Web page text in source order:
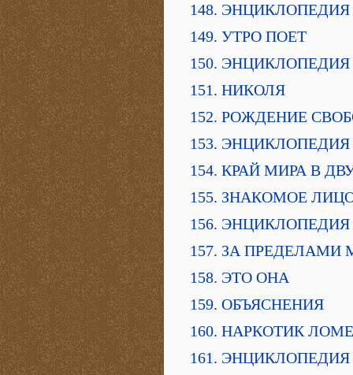
148. ЭНЦИКЛОПЕДИЯ
149. УТРО ПОЕТ
150. ЭНЦИКЛОПЕДИЯ
151. НИКОЛЯ
152. РОЖДЕНИЕ
153. ЭНЦИКЛОПЕДИЯ
154. КРАЙ МИРА В
155. ЗНАКОМОЕ
156. ЭНЦИКЛОПЕДИЯ
157. ЗА ПРЕДЕЛАМИ
158. ЭТО ОНА
159. ОБЪЯСНЕНИЯ
160. НАРКОТИК
161. ЭНЦИКЛОПЕДИЯ